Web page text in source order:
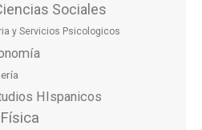
Sociales
y Servicios Psicologicos
HIspanicos